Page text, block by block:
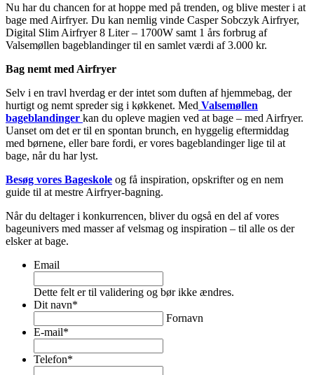
Nu har du chancen for at hoppe med på trenden, og blive mester i at
bage med Airfryer. Du kan nemlig vinde Casper Sobczyk Airfryer,
Digital Slim Airfryer 8 Liter – 1700W samt 1 års forbrug af
Valsemøllen bageblandinger til en samlet værdi af 3.000 kr.
Bag nemt med Airfryer
Selv i en travl hverdag er der intet som duften af hjemmebag, der
hurtigt og nemt spreder sig i køkkenet. Med Valsemøllen
bageblandinger kan du opleve magien ved at bage – med Airfryer.
Uanset om det er til en spontan brunch, en hyggelig eftermiddag
med børnene, eller bare fordi, er vores bageblandinger lige til at
bage, når du har lyst.
Besøg vores Bageskole og få inspiration, opskrifter og en nem
guide til at mestre Airfryer-bagning.
Når du deltager i konkurrencen, bliver du også en del af vores
bageunivers med masser af velsmag og inspiration – til alle os der
elsker at bage.
Email
Dette felt er til validering og bør ikke ændres.
Dit navn*
Fornavn
E-mail*
Telefon*